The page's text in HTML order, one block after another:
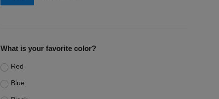
What is your favorite color?
Red
Blue